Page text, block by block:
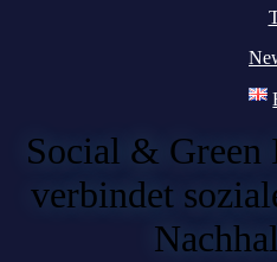
Social &
verbindet